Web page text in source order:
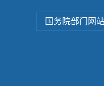
国务院部门网